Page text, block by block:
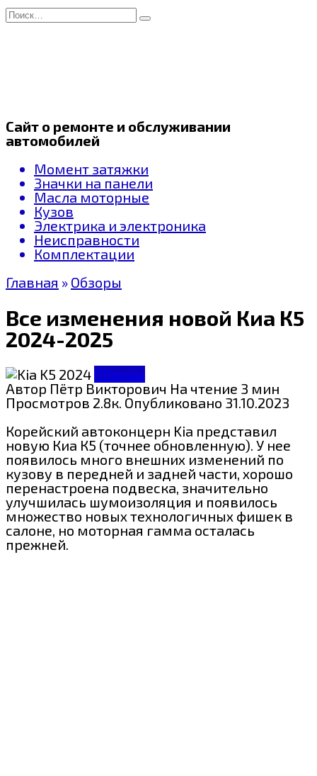
Перейти
к
Search
for:
Сайт о ремонте и обслуживании
автомобилей
Момент затяжки
Значки на панели
Масла моторные
Кузов
Электрика и электроника
Неисправности
Комплектации
Главная » Обзоры
Все изменения новой Киа К5
2024-2025
Обзоры
Автор Пётр Викторович На чтение 3 мин
Просмотров 2.8к. Опубликовано 31.10.2023
Корейский автоконцерн Kia представил
новую Киа К5 (точнее обновленную). У нее
появилось много внешних изменений по
кузову в передней и задней части, хорошо
перенастроена подвеска, значительно
улучшилась шумоизоляция и появилось
множество новых технологичных фишек в
салоне, но моторная гамма осталась
прежней.